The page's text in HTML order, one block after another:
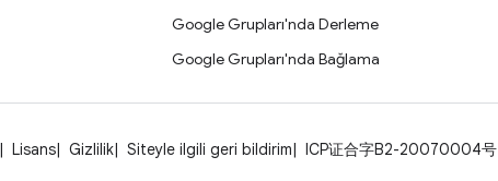
Google Grupları'nda Derleme
Google Grupları'nda Bağlama
Lisans Gizlilik Siteyle ilgili geri bildirim ICP证合字B2-20070004号